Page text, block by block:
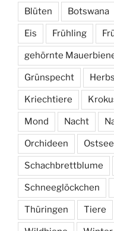
Blüten Botswana
Eis Frühling
gehörnte
Grünspecht
Kriechtiere
Mond Nacht
Orchideen Ostsee
Schachbrettblume
Schneeglöckchen
Thüringen Tiere